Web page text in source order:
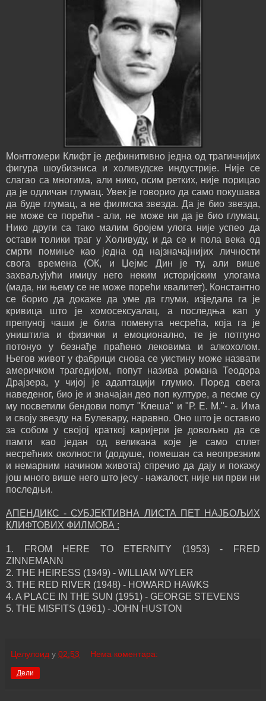
Монтгомери Клифт је дефинитивно једна од трагичнијих
фигура шоубизниса и холивудске индустрије. Није се
слагао са многима, али нико, осим ретких, није порицао
да је одличан глумац. Увек је говорио да само покушава
да буде глумац, а не филмска звезда. Да је био звезда,
не може се порећи - али, не може ни да је био глумац.
Нико други са тако малим бројем улога није успео да
остави толики траг у Холивуду, и да се и пола века од
смрти помиње као једна од најзначајнијих личности
свога времена (ОК, и Џејмс Дин је ту, али више
захваљујући имиџу него неким историјским улогама
(мада, ни њему се не може порећи квалитет). Константно
се борио да докаже да уме да глуми, изједала га је
кривица што је хомосексуалац, а последња кап у
препуној чаши је била поменута несрећа, која га је
уништила и физички и емоционално, те је потпуно
потонуо у безнађе праћено лековима и алкохолом.
Његов живот у фабрици снова се уистину може назвати
америчком трагедијом, попут назива романа Теодора
Драјзера, у чијој је адаптацији глумио. Поред свега
наведеног, био је и значајан део поп културе, а песме су
му посветили бендови попут "Клеша" и "Р. Е. М."- а. Има
и своју звезду на Булевару, наравно. Оно што је оставио
за собом у својој краткој каријери је довољно да се
памти као један од великана које је само сплет
несрећних околности (додуше, помешан са неопрезним
и немарним начином живота) спречио да дају и покажу
још много више него што јесу - нажалост, није ни први ни
последњи.
АПЕНДИКС - СУБЈЕКТИВНА ЛИСТА ПЕТ НАЈБОЉИХ
КЛИФТОВИХ ФИЛМОВА :
1. FROM HERE TO ETERNITY (1953) - FRED
ZINNEMANN
2. THE HEIRESS (1949) - WILLIAM WYLER
3. THE RED RIVER (1948) - HOWARD HAWKS
4. A PLACE IN THE SUN (1951) - GEORGE STEVENS
5. THE MISFITS (1961) - JOHN HUSTON
Целулоид у 02:53 Нема коментара:
Дели